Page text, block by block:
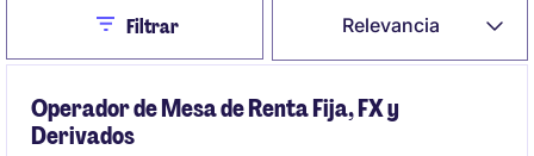
Relevancia
CloseFiltrar
Operador de Mesa de Renta Fija, FX y
Derivados